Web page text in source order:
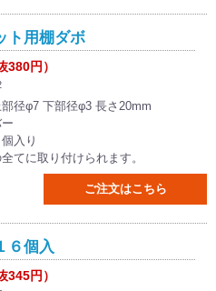
ト用棚ダボ
380円）
部径φ7 下部径φ3 長さ20mm
入り
てに取り付けられます。
ご注文はこちら
個入
345円）